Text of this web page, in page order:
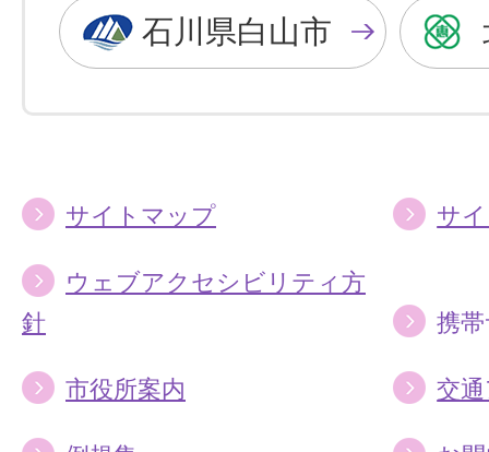
色
に
色
に
石川県白山市
サイトマップ サ
ウェブアクセシビリティ方
針
携
市役所案内 交